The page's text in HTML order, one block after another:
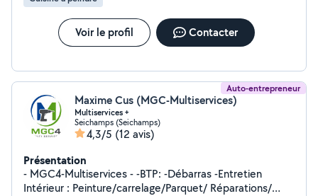
Voir le profil Contacter
Auto-entrepreneur
Maxime Cus (MGC-Multiservices)
Multiservices +
Seichamps (Seichamps)
4,3/5 (12 avis)
Présentation
- MGC4-Multiservices - -BTP: -Débarras -Entretien
Intérieur : Peinture/carrelage/Parquet/ Réparations/